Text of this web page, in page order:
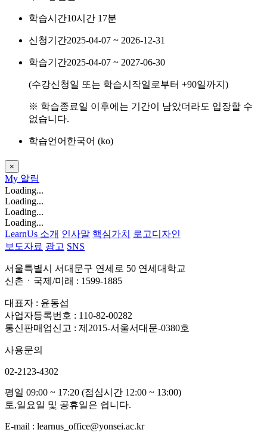
학습시간10시간 17분
신청기간2025-04-07 ~ 2026-12-31
학습기간2025-04-07 ~ 2027-06-30
(수강신청일 또는 학습시작일로부터 +90일까지)
※ 학습종료일 이후에는 기간이 남았더라도 입장할 수
없습니다.
학습언어 한국어 ‎(ko)‎
×
My 알림
Loading...
Loading...
Loading...
Loading...
LearnUs 소개 인사말 핵심가치
로고디자인
보도자료 광고 SNS
서울특별시 서대문구 연세로 50 연세대학교
신촌ㆍ국제/미래 : 1599-1885
대표자 : 윤동섭
사업자등록번호 : 110-82-00282
통신판매업신고 : 제2015-서울서대문-0380호
사용문의
02-2123-4302
평일 09:00 ~ 17:20 (점심시간 12:00 ~ 13:00)
토,일요일 및 공휴일은 쉽니다.
E-mail : learnus_office@yonsei.ac.kr